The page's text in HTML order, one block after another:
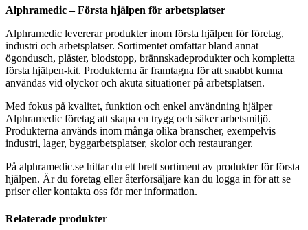
Alphramedic – Första hjälpen för arbetsplatser
Alphramedic levererar produkter inom första hjälpen för företag,
industri och arbetsplatser. Sortimentet omfattar bland annat
ögondusch, plåster, blodstopp, brännskadeprodukter och kompletta
första hjälpen-kit. Produkterna är framtagna för att snabbt kunna
användas vid olyckor och akuta situationer på arbetsplatsen.
Med fokus på kvalitet, funktion och enkel användning hjälper
Alphramedic företag att skapa en trygg och säker arbetsmiljö.
Produkterna används inom många olika branscher, exempelvis
industri, lager, byggarbetsplatser, skolor och restauranger.
På alphramedic.se hittar du ett brett sortiment av produkter för första
hjälpen. Är du företag eller återförsäljare kan du logga in för att se
priser eller kontakta oss för mer information.
Relaterade produkter